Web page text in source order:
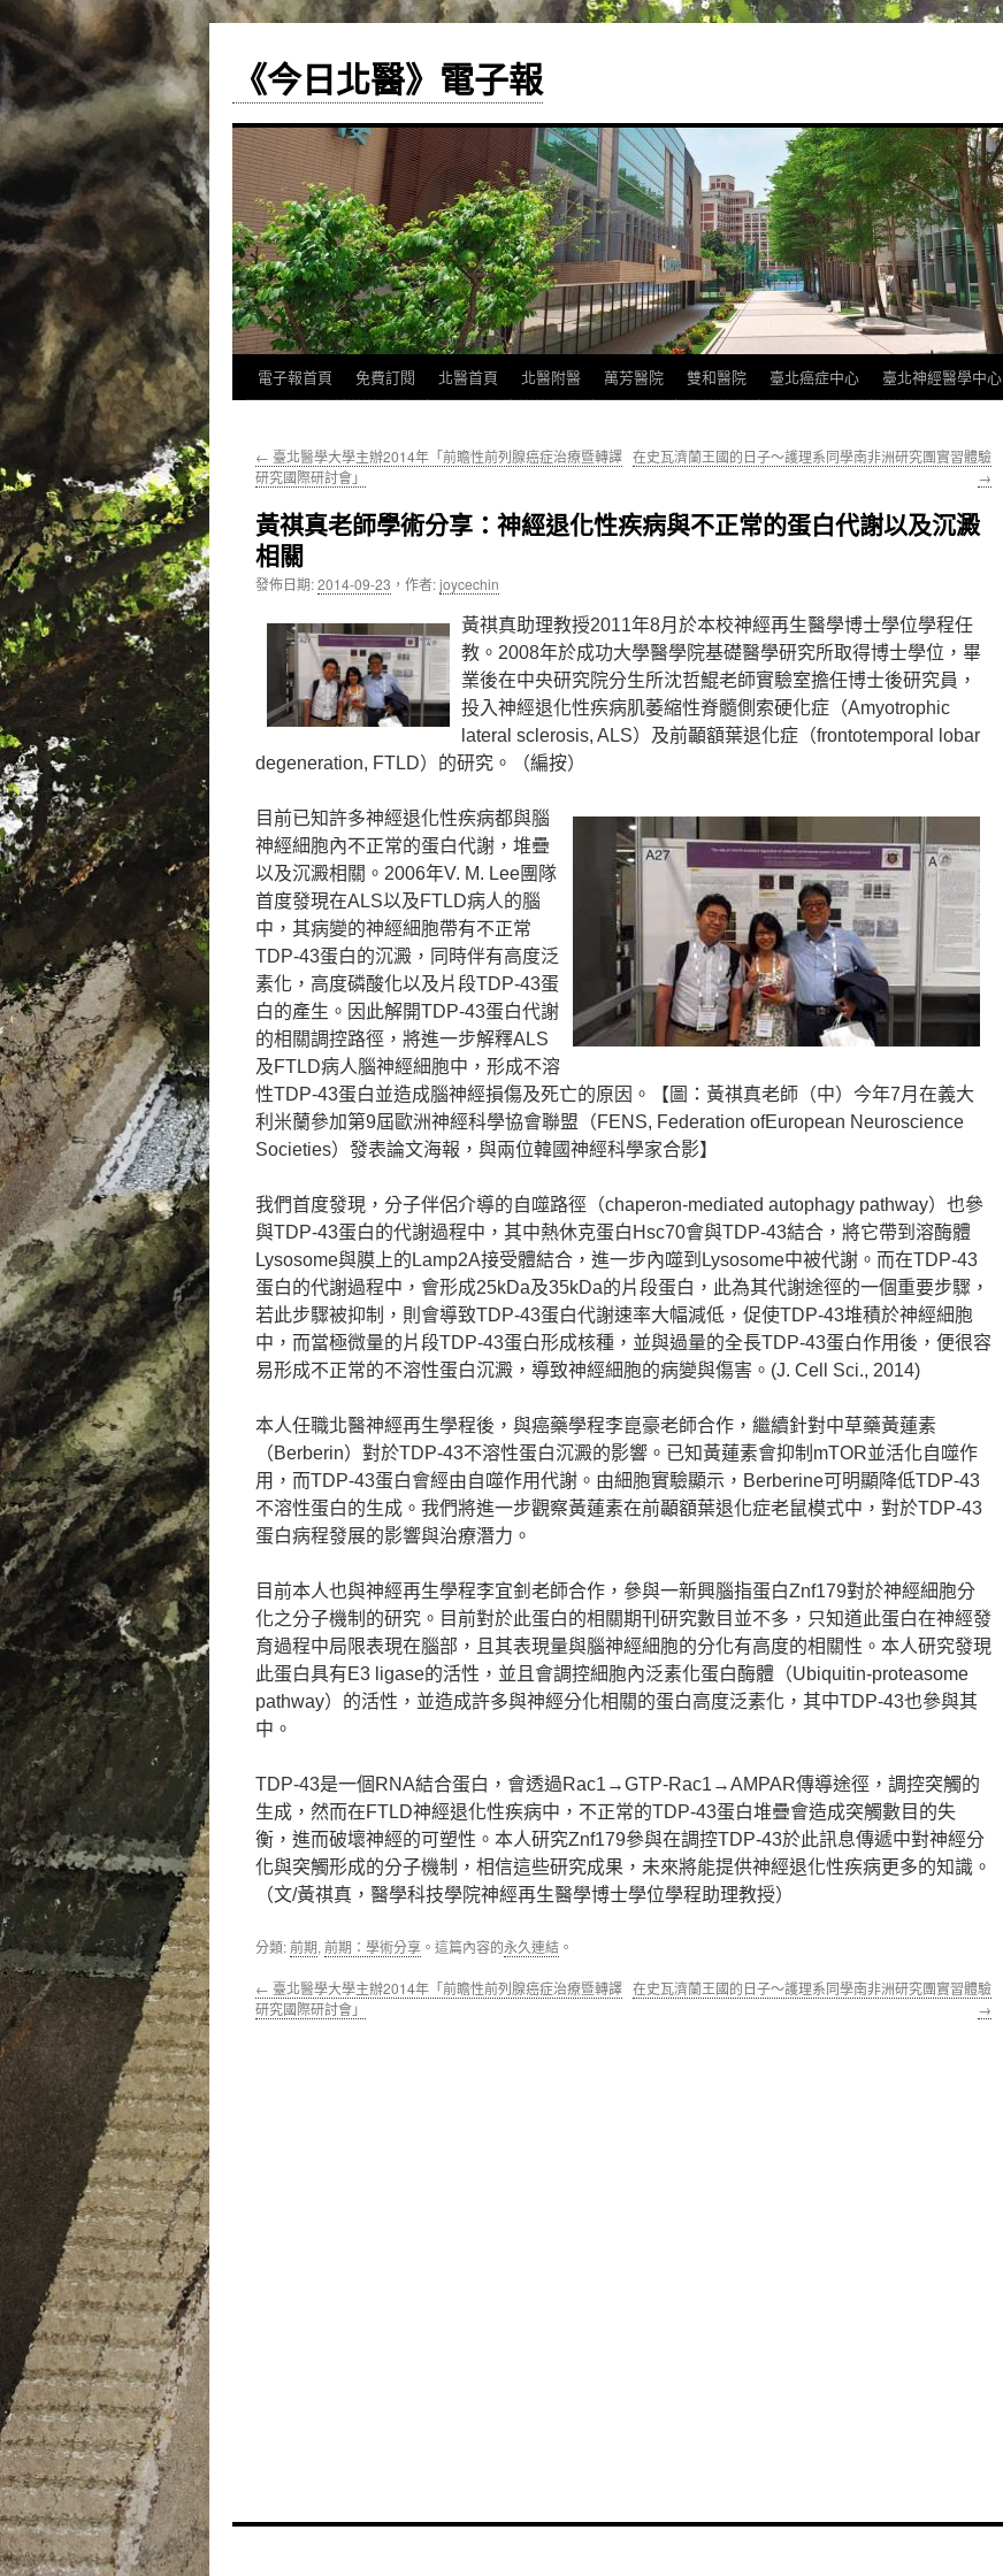
《今日北醫》電子報
跳
主
內
容
電子報首頁 免費訂閱 北醫首頁 北醫附醫 萬芳醫院 雙和醫院 臺北癌症中心 臺北神經醫學中心
← 臺北醫學大學主辦2014年「前瞻性前列腺癌症治療暨轉譯
研究國際研討會」
在史瓦濟蘭王國的日子～護理系同學南非洲研究團實習體驗
→
黃祺真老師學術分享：神經退化性疾病與不正常的蛋白代謝以及沉澱
相關
發佈日期:2014-09-23 ， 作者:joycechin
黃祺真助理教授2011年8月於本校神經再生醫學博士學位學程任
教。2008年於成功大學醫學院基礎醫學研究所取得博士學位，畢
業後在中央研究院分生所沈哲鯤老師實驗室擔任博士後研究員，
投入神經退化性疾病肌萎縮性脊髓側索硬化症（Amyotrophic
lateral sclerosis, ALS）及前顳額葉退化症（frontotemporal lobar
degeneration, FTLD）的研究。（編按）
目前已知許多神經退化性疾病都與腦
神經細胞內不正常的蛋白代謝，堆疊
以及沉澱相關。2006年V. M. Lee團隊
首度發現在ALS以及FTLD病人的腦
中，其病變的神經細胞帶有不正常
TDP-43蛋白的沉澱，同時伴有高度泛
素化，高度磷酸化以及片段TDP-43蛋
白的產生。因此解開TDP-43蛋白代謝
的相關調控路徑，將進一步解釋ALS
及FTLD病人腦神經細胞中，形成不溶
性TDP-43蛋白並造成腦神經損傷及死亡的原因。【圖：黃祺真老師（中）今年7月在義大
利米蘭參加第9屆歐洲神經科學協會聯盟（FENS, Federation ofEuropean Neuroscience
Societies）發表論文海報，與兩位韓國神經科學家合影】
我們首度發現，分子伴侶介導的自噬路徑（chaperon-mediated autophagy pathway）也參
與TDP-43蛋白的代謝過程中，其中熱休克蛋白Hsc70會與TDP-43結合，將它帶到溶酶體
Lysosome與膜上的Lamp2A接受體結合，進一步內噬到Lysosome中被代謝。而在TDP-43
蛋白的代謝過程中，會形成25kDa及35kDa的片段蛋白，此為其代謝途徑的一個重要步驟，
若此步驟被抑制，則會導致TDP-43蛋白代謝速率大幅減低，促使TDP-43堆積於神經細胞
中，而當極微量的片段TDP-43蛋白形成核種，並與過量的全長TDP-43蛋白作用後，便很容
易形成不正常的不溶性蛋白沉澱，導致神經細胞的病變與傷害。(J. Cell Sci., 2014)
本人任職北醫神經再生學程後，與癌藥學程李崑豪老師合作，繼續針對中草藥黃蓮素
（Berberin）對於TDP-43不溶性蛋白沉澱的影響。已知黃蓮素會抑制mTOR並活化自噬作
用，而TDP-43蛋白會經由自噬作用代謝。由細胞實驗顯示，Berberine可明顯降低TDP-43
不溶性蛋白的生成。我們將進一步觀察黃蓮素在前顳額葉退化症老鼠模式中，對於TDP-43
蛋白病程發展的影響與治療潛力。
目前本人也與神經再生學程李宜釗老師合作，參與一新興腦指蛋白Znf179對於神經細胞分
化之分子機制的研究。目前對於此蛋白的相關期刊研究數目並不多，只知道此蛋白在神經發
育過程中局限表現在腦部，且其表現量與腦神經細胞的分化有高度的相關性。本人研究發現
此蛋白具有E3 ligase的活性，並且會調控細胞內泛素化蛋白酶體（Ubiquitin-proteasome
pathway）的活性，並造成許多與神經分化相關的蛋白高度泛素化，其中TDP-43也參與其
中。
TDP-43是一個RNA結合蛋白，會透過Rac1→GTP-Rac1→AMPAR傳導途徑，調控突觸的
生成，然而在FTLD神經退化性疾病中，不正常的TDP-43蛋白堆疊會造成突觸數目的失
衡，進而破壞神經的可塑性。本人研究Znf179參與在調控TDP-43於此訊息傳遞中對神經分
化與突觸形成的分子機制，相信這些研究成果，未來將能提供神經退化性疾病更多的知識。
（文/黃祺真，醫學科技學院神經再生醫學博士學位學程助理教授）
分類:前期, 前期：學術分享 。這篇內容的永久連結 。
← 臺北醫學大學主辦2014年「前瞻性前列腺癌症治療暨轉譯
研究國際研討會」
在史瓦濟蘭王國的日子～護理系同學南非洲研究團實習體驗
→